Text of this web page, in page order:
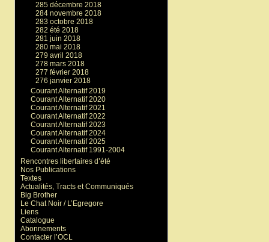
285 décembre 2018
284 novembre 2018
283 octobre 2018
282 été 2018
281 juin 2018
280 mai 2018
279 avril 2018
278 mars 2018
277 février 2018
276 janvier 2018
Courant Alternatif 2019
Courant Alternatif 2020
Courant Alternatif 2021
Courant Alternatif 2022
Courant Alternatif 2023
Courant Alternatif 2024
Courant Alternatif 2025
Courant Alternatif 1991-2004
Rencontres libertaires d’été
Nos Publications
Textes
Actualités, Tracts et Communiqués
Big Brother
Le Chat Noir / L’Egregore
Liens
Catalogue
Abonnements
Contacter l’OCL